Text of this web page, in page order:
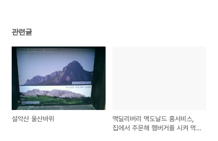
관련글
설악산 울산바위
맥딜리버리 맥도날드 홈서비스,
집에서 주문해 햄버거를 시켜 먹